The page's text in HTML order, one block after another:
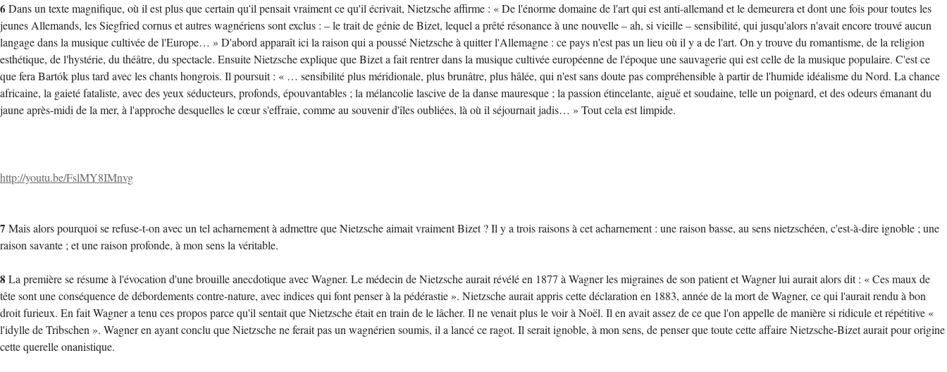
6 Dans un texte magnifique, où il est plus que certain qu'il pensait vraiment ce qu'il écrivait, Nietzsche affirme : « De l'énorme domaine de l'art qui est anti-allemand et le demeurera et dont une fois pour toutes les
jeunes Allemands, les Siegfried cornus et autres wagnériens sont exclus : – le trait de génie de Bizet, lequel a prêté résonance à une nouvelle – ah, si vieille – sensibilité, qui jusqu'alors n'avait encore trouvé aucun
langage dans la musique cultivée de l'Europe… » D'abord apparaît ici la raison qui a poussé Nietzsche à quitter l'Allemagne : ce pays n'est pas un lieu où il y a de l'art. On y trouve du romantisme, de la religion
esthétique, de l'hystérie, du théâtre, du spectacle. Ensuite Nietzsche explique que Bizet a fait rentrer dans la musique cultivée européenne de l'époque une sauvagerie qui est celle de la musique populaire. C'est ce
que fera Bartók plus tard avec les chants hongrois. Il poursuit : « … sensibilité plus méridionale, plus brunâtre, plus hâlée, qui n'est sans doute pas compréhensible à partir de l'humide idéalisme du Nord. La chance
africaine, la gaieté fataliste, avec des yeux séducteurs, profonds, épouvantables ; la mélancolie lascive de la danse mauresque ; la passion étincelante, aiguë et soudaine, telle un poignard, et des odeurs émanant du
jaune après-midi de la mer, à l'approche desquelles le cœur s'effraie, comme au souvenir d'îles oubliées, là où il séjournait jadis… » Tout cela est limpide.
http://youtu.be/FslMY8IMnvg
7 Mais alors pourquoi se refuse-t-on avec un tel acharnement à admettre que Nietzsche aimait vraiment Bizet ? Il y a trois raisons à cet acharnement : une raison basse, au sens nietzschéen, c'est-à-dire ignoble ; une
raison savante ; et une raison profonde, à mon sens la véritable.
8 La première se résume à l'évocation d'une brouille anecdotique avec Wagner. Le médecin de Nietzsche aurait révélé en 1877 à Wagner les migraines de son patient et Wagner lui aurait alors dit : « Ces maux de
tête sont une conséquence de débordements contre-nature, avec indices qui font penser à la pédérastie ». Nietzsche aurait appris cette déclaration en 1883, année de la mort de Wagner, ce qui l'aurait rendu à bon
droit furieux. En fait Wagner a tenu ces propos parce qu'il sentait que Nietzsche était en train de le lâcher. Il ne venait plus le voir à Noël. Il en avait assez de ce que l'on appelle de manière si ridicule et répétitive «
l'idylle de Tribschen ». Wagner en ayant conclu que Nietzsche ne ferait pas un wagnérien soumis, il a lancé ce ragot. Il serait ignoble, à mon sens, de penser que toute cette affaire Nietzsche-Bizet aurait pour origine
cette querelle onanistique.